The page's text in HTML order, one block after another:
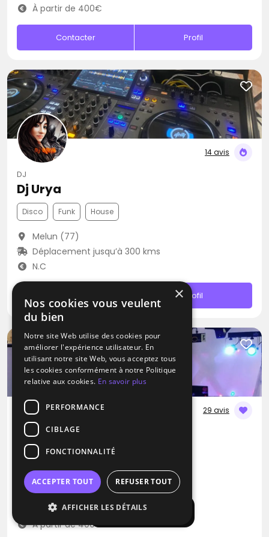
Afficher la carte
À partir de 400€
Contacter Profil
14 avis
DJ
Dj Urya
Disco Funk House
Melun (77)
Déplacement jusqu’à 300 kms
N.C
Profil
29 avis
DJ
DJ Joss
Blues Musique Africaine RNB
Moisenay (77)
Déplacement jusqu’à 200 kms
À partir de 400€
×
Nos cookies vous veulent
du bien
Notre site Web utilise des cookies pour
améliorer l'expérience utilisateur. En
utilisant notre site Web, vous acceptez tous
les cookies conformément à notre Politique
relative aux cookies. En savoir plus
PERFORMANCE
CIBLAGE
FONCTIONNALITÉ
ACCEPTER TOUT REFUSER TOUT
AFFICHER LES DÉTAILS